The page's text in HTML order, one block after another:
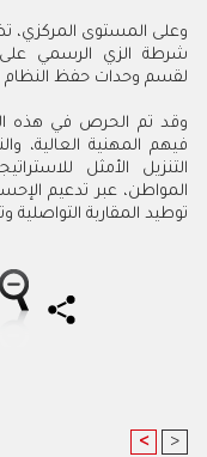
وعلى المستوى المركزي،
شرطة الزي الرسمي على
لقسم وحدات حفظ النظام
وقد تم الحرص في هذه
فيهم المهنية العالية،
التنزيل الأمثل
المواطن، عبر تدعيم
توطيد المقاربة التواصلية
< >